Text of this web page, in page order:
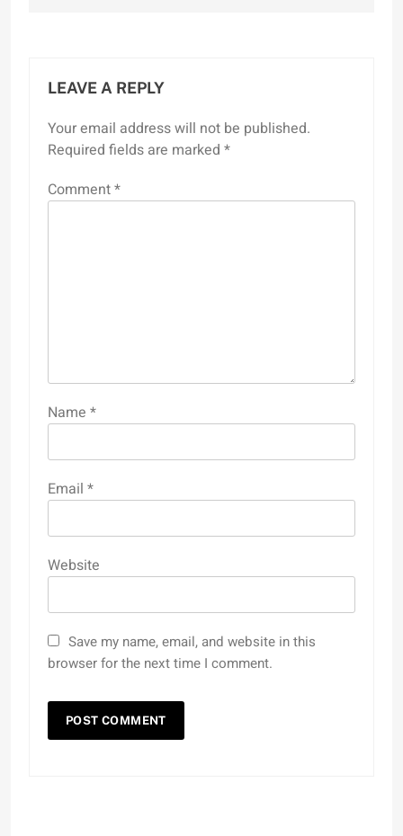
LEAVE A REPLY
Your email address will not be published.
Required fields are marked *
Comment*
Name *
Email *
Website
Save my name, email, and website in this
browser for the next time I comment.